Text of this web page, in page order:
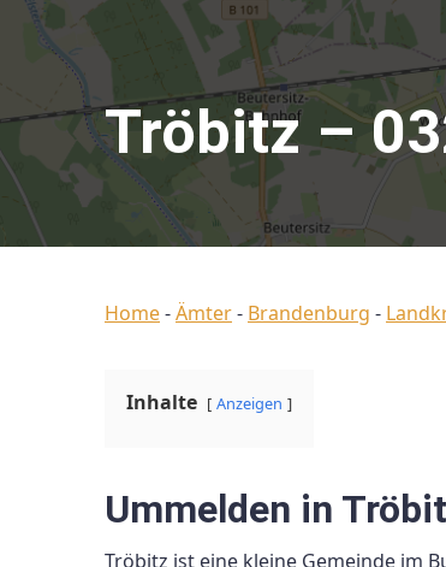
Tröbitz –
Home-Ämter- Brandenburg -
Inhalte Anzeigen
Ummelden in
Tröbitz ist eine kleine Gemeinde im